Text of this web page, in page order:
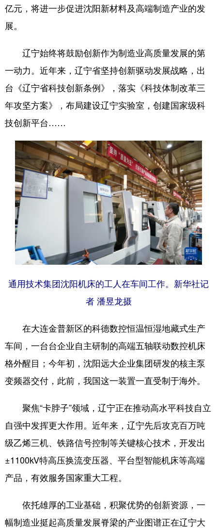
亿元，将进一步促进沈阳新材料及高端制造产业的发
展。
辽宁始终将鼓励创新作为制造业高质量发展的第
一动力。近年来，辽宁省坚持创新驱动发展战略，出
台《辽宁省科技创新条例》，落实《科技体制改革三
年攻坚方案》，布局建设辽宁实验室，创建国家级科
技创新平台……
通用技术集团沈阳机床的工人在车间工作。新华社记
者 潘昱龙摄
在大连金普新区的科德数控恒温恒湿地藏式生产
车间，一台台企业自主研制的高端五轴联动数控机床
格外醒目；今年初，沈阳远大企业集团研发的核主泵
变频器交付，此前，我国这一装置一直受制于海外。
聚焦“卡脖子”领域，辽宁正在推动高水平科技自立
自强中发挥更大作用。近年来，辽宁先后攻克百万吨
级乙烯三机、铁路信号控制等关键核心技术，开发出
±1100kV特高压换流变压器、平台型智能机床等高端
产品，有效服务国家重大工程。
依托雄厚的工业基础，积聚优势的创新资源，一
幅制造业挺起高质量发展脊梁的产业图谱正在辽宁大